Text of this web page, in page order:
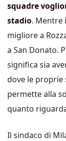
squadre
stadio. Mentre i
migliore a
a San Donato.
significa sia
dove le proprie
permette alla
quanto
Il sindaco di